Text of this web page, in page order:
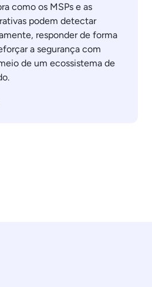
como os MSPs e as
podem detectar
responder de forma
a segurança com
de um ecossistema de